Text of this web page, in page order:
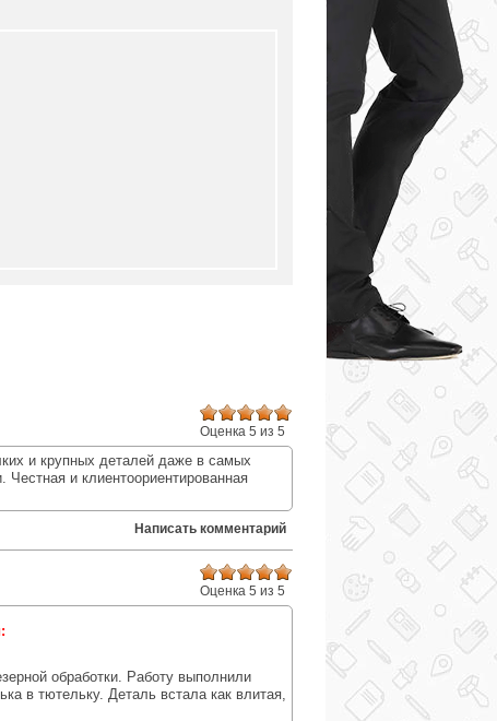
Оценка 5 из 5
и крупных деталей даже в самых
и клиентоориентированная
Написать комментарий
Оценка 5 из 5
обработки. Работу выполнили
в тютельку. Деталь встала как влитая,